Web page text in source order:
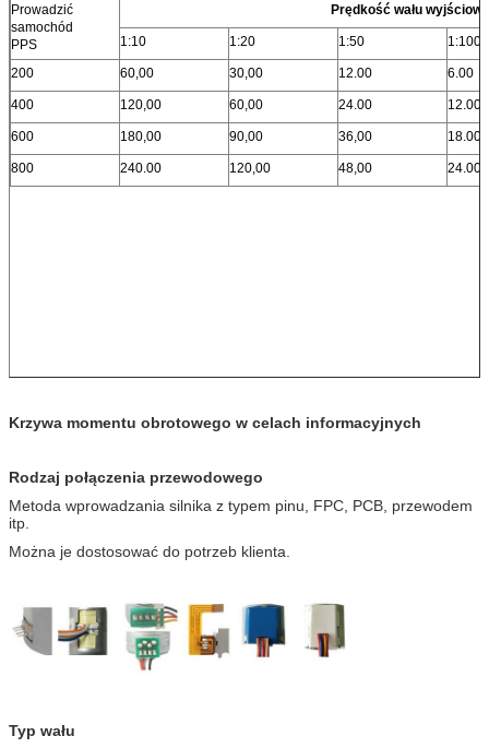
Prowadzić
samochód
PPS
Prędkość wału
1:10 1:20 1:50 1:100
200 60,00 30,00 12.00 6.00
400 120,00 60,00 24.00 12.00
600 180,00 90,00 36,00 18.00
800 240.00 120,00 48,00 24.00
Krzywa momentu obrotowego w celach informacyjnych
Rodzaj połączenia przewodowego
Metoda wprowadzania silnika z typem pinu, FPC, PCB, przewodem
itp.
Można je dostosować do potrzeb klienta.
Typ wału